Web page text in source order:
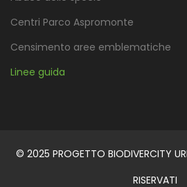
Centri Parco Aspromonte
Censimento aree emblematiche
Linee guida
© 2025 PROGETTO BIODIVERCITY
RISERVATI